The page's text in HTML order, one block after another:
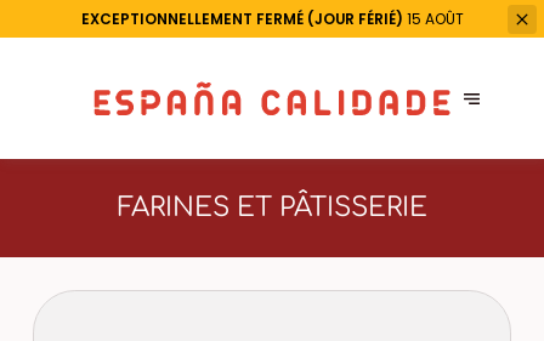
EXCEPTIONNELLEMENT FERMÉ (JOUR FÉRIÉ) 15 AOÛT
FARINES ET PÂTISSERIE